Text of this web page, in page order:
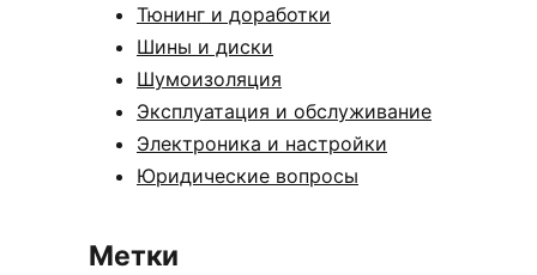
Тюнинг и доработки
Шины и диски
Шумоизоляция
Эксплуатация и обслуживание
Электроника и настройки
Юридические вопросы
Метки